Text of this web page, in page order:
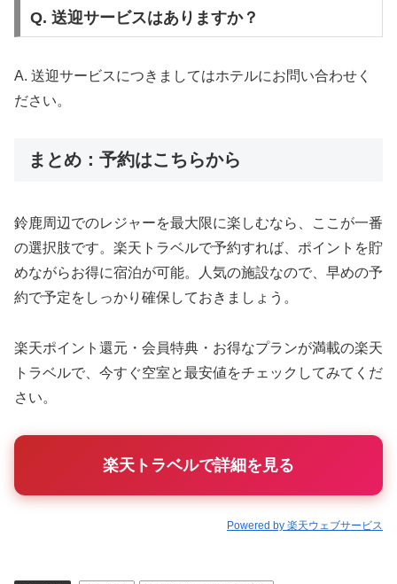
Q. 送迎サービスはありますか？
A. 送迎サービスにつきましてはホテルにお問い合わせく
ださい。
まとめ：予約はこちらから
鈴鹿周辺でのレジャーを最大限に楽しむなら、ここが一番
の選択肢です。楽天トラベルで予約すれば、ポイントを貯
めながらお得に宿泊が可能。人気の施設なので、早めの予
約で予定をしっかり確保しておきましょう。
楽天ポイント還元・会員特典・お得なプランが満載の楽天
トラベルで、今すぐ空室と最安値をチェックしてみてくだ
さい。
楽天トラベルで詳細を見る
Powered by 楽天ウェブサービス